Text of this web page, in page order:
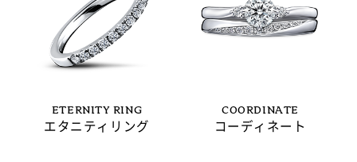
ETERNITY RING
エタニティリング
COORDINATE
コーディネート